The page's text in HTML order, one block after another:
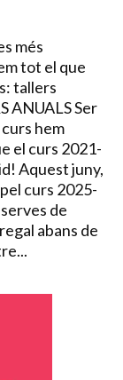
més
tot el que
tallers
ANUALS Ser
hem
el curs 2021-
Aquest juny,
curs 2025-
de
abans de